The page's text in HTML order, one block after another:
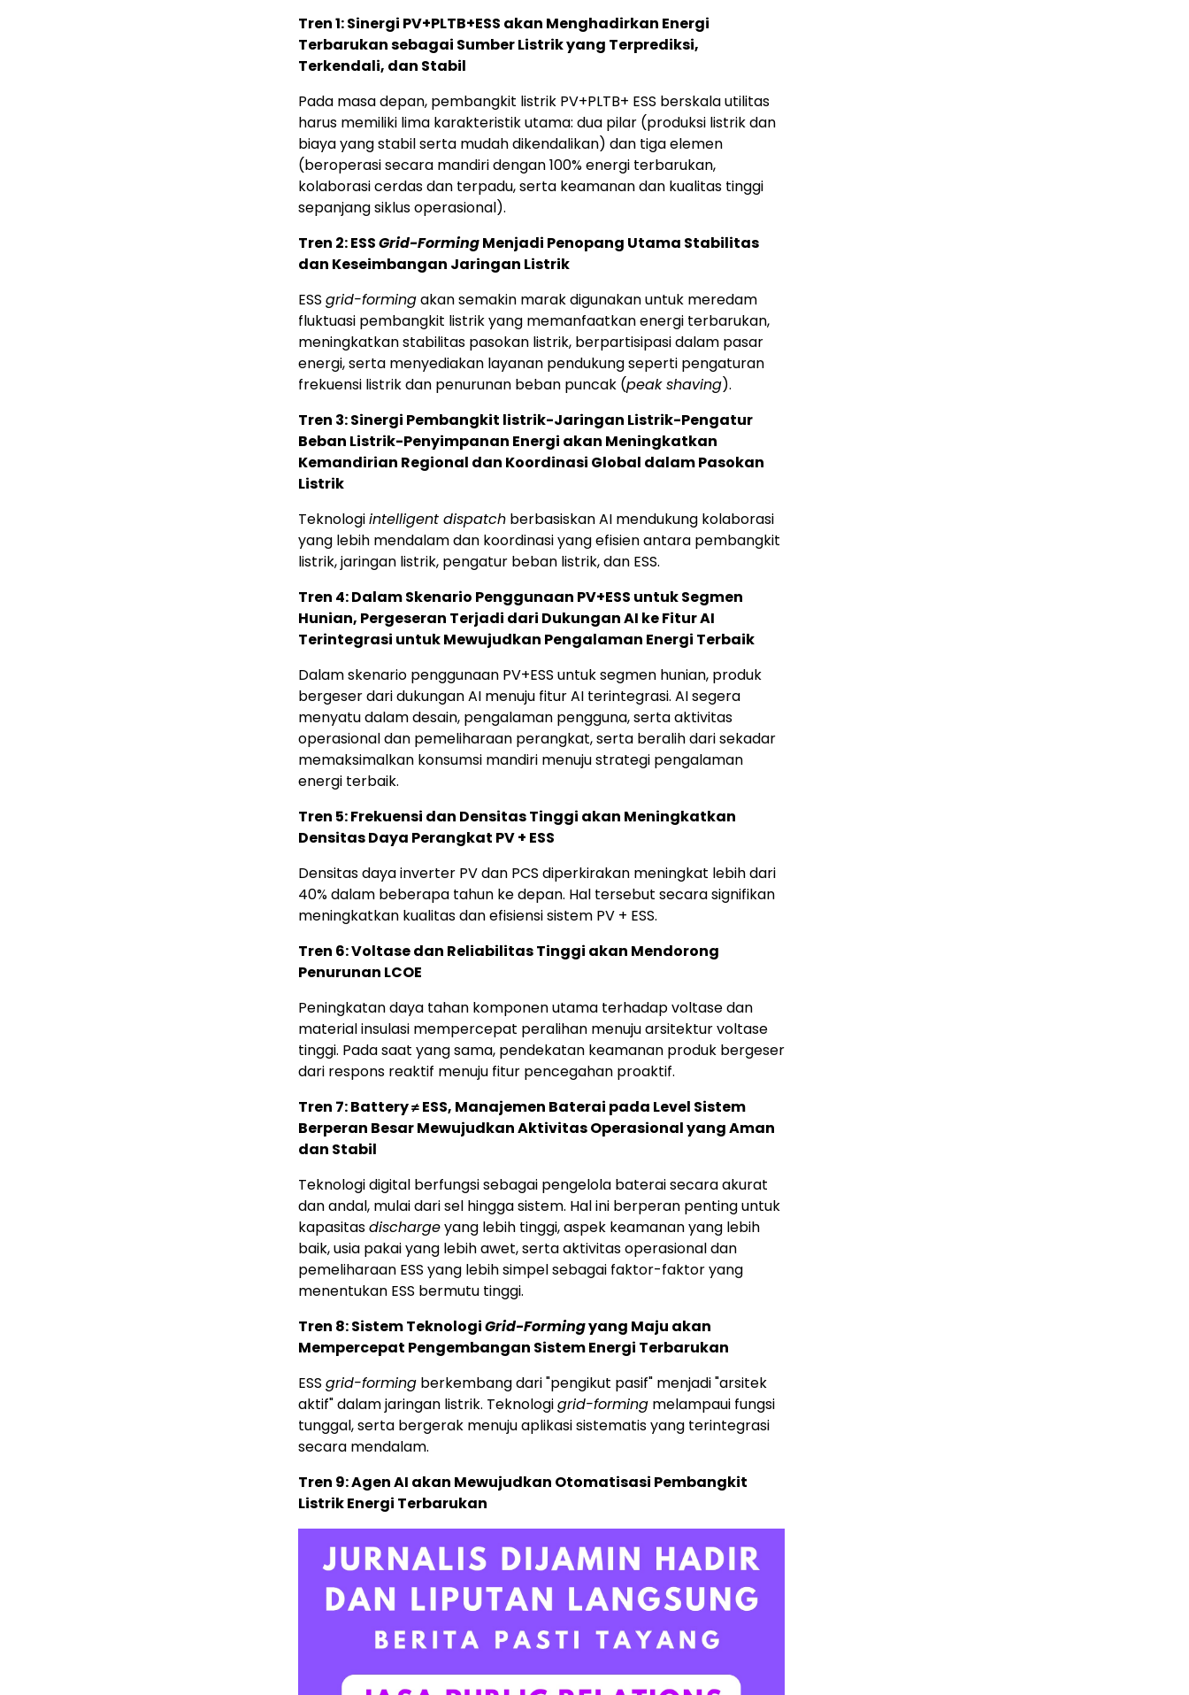
Tren 1: Sinergi PV+PLTB+ESS akan Menghadirkan Energi
Terbarukan sebagai Sumber Listrik yang Terprediksi,
Terkendali, dan Stabil
Pada masa depan, pembangkit listrik PV+PLTB+ ESS berskala utilitas
harus memiliki lima karakteristik utama: dua pilar (produksi listrik dan
biaya yang stabil serta mudah dikendalikan) dan tiga elemen
(beroperasi secara mandiri dengan 100% energi terbarukan,
kolaborasi cerdas dan terpadu, serta keamanan dan kualitas tinggi
sepanjang siklus operasional).
Tren 2: ESSGrid-FormingMenjadi Penopang Utama Stabilitas
dan Keseimbangan Jaringan Listrik
ESS grid-formingakan semakin marak digunakan untuk meredam
fluktuasi pembangkit listrik yang memanfaatkan energi terbarukan,
meningkatkan stabilitas pasokan listrik, berpartisipasi dalam pasar
energi, serta menyediakan layanan pendukung seperti pengaturan
frekuensi listrik dan penurunan beban puncak (peak shaving).
Tren 3: Sinergi Pembangkit listrik-Jaringan Listrik-Pengatur
Beban Listrik-Penyimpanan Energi akan Meningkatkan
Kemandirian Regional dan Koordinasi Global dalam Pasokan
Listrik
Teknologiintelligent dispatch berbasiskan AI mendukung kolaborasi
yang lebih mendalam dan koordinasi yang efisien antara pembangkit
listrik, jaringan listrik, pengatur beban listrik, dan ESS.
Tren 4: Dalam Skenario Penggunaan PV+ESS untuk Segmen
Hunian, Pergeseran Terjadi dari Dukungan AI ke Fitur AI
Terintegrasi untuk Mewujudkan Pengalaman Energi Terbaik
Dalam skenario penggunaan PV+ESS untuk segmen hunian, produk
bergeser dari dukungan AI menuju fitur AI terintegrasi. AI segera
menyatu dalam desain, pengalaman pengguna, serta aktivitas
operasional dan pemeliharaan perangkat, serta beralih dari sekadar
memaksimalkan konsumsi mandiri menuju strategi pengalaman
energi terbaik.
Tren 5: Frekuensi dan Densitas Tinggi akan Meningkatkan
Densitas Daya Perangkat PV + ESS
Densitas daya inverter PV dan PCS diperkirakan meningkat lebih dari
40% dalam beberapa tahun ke depan. Hal tersebut secara signifikan
meningkatkan kualitas dan efisiensi sistem PV + ESS.
Tren 6: Voltase dan Reliabilitas Tinggi akan Mendorong
Penurunan LCOE
Peningkatan daya tahan komponen utama terhadap voltase dan
material insulasi mempercepat peralihan menuju arsitektur voltase
tinggi. Pada saat yang sama, pendekatan keamanan produk bergeser
dari respons reaktif menuju fitur pencegahan proaktif.
Tren 7: Battery ≠ ESS, Manajemen Baterai pada Level Sistem
Berperan Besar Mewujudkan Aktivitas Operasional yang Aman
dan Stabil
Teknologi digital berfungsi sebagai pengelola baterai secara akurat
dan andal, mulai dari sel hingga sistem. Hal ini berperan penting untuk
kapasitasdischargeyang lebih tinggi, aspek keamanan yang lebih
baik, usia pakai yang lebih awet, serta aktivitas operasional dan
pemeliharaan ESS yang lebih simpel sebagai faktor-faktor yang
menentukan ESS bermutu tinggi.
Tren 8: Sistem TeknologiGrid-Formingyang Maju akan
Mempercepat Pengembangan Sistem Energi Terbarukan
ESS grid-forming berkembang dari "pengikut pasif" menjadi "arsitek
aktif" dalam jaringan listrik. Teknologigrid-forming melampaui fungsi
tunggal, serta bergerak menuju aplikasi sistematis yang terintegrasi
secara mendalam.
Tren 9: Agen AI akan Mewujudkan Otomatisasi Pembangkit
Listrik Energi Terbarukan